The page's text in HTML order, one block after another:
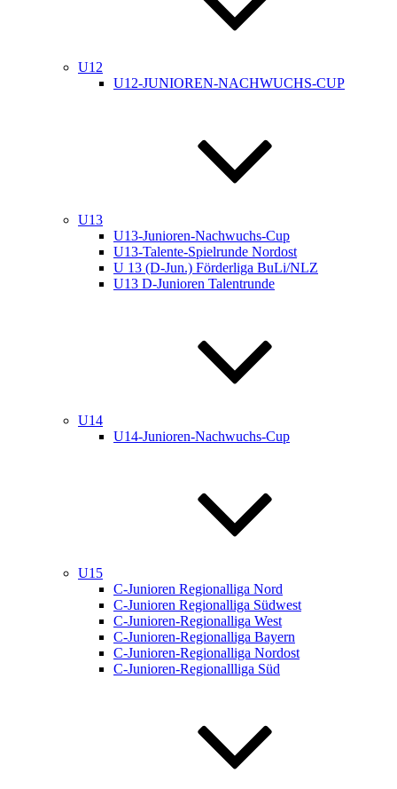
U12
U12-JUNIOREN-NACHWUCHS-CUP
U13
U13-Junioren-Nachwuchs-Cup
U13-Talente-Spielrunde Nordost
U 13 (D-Jun.) Förderliga BuLi/NLZ
U13 D-Junioren Talentrunde
U14
U14-Junioren-Nachwuchs-Cup
U15
C-Junioren Regionalliga Nord
C-Junioren Regionalliga Südwest
C-Junioren-Regionalliga West
C-Junioren-Regionalliga Bayern
C-Junioren-Regionalliga Nordost
C-Junioren-Regionallliga Süd